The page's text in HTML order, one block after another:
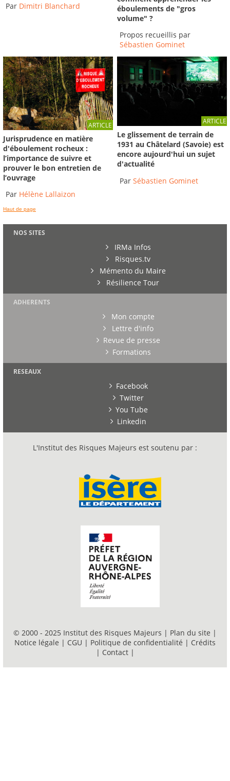
Par Dimitri Blanchard
éboulements de "gros
volume" ?
Propos recueillis par
Sébastien Gominet
ARTICLE
Jurisprudence en matière
d'éboulement rocheux :
l’importance de suivre et
prouver le bon entretien de
l’ouvrage
Par Hélène Lallaizon
ARTICLE
Le glissement de terrain de
1931 au Châtelard (Savoie) est
encore aujourd'hui un sujet
d'actualité
ParSébastien Gominet
Haut de page
NOS SITES
IRMa Infos
Risques.tv
Mémento du Maire
Résilience Tour
ADHERENTS
Mon compte
Lettre d'info
Revue de presse
Formations
RESEAUX
Facebook
Twitter
You Tube
Linkedin
L'Institut des Risques Majeurs est soutenu par :
© 2000 - 2025 Institut des Risques Majeurs | Plan du site |
Notice légale | CGU | Politique de confidentialité | Crédits
| Contact |